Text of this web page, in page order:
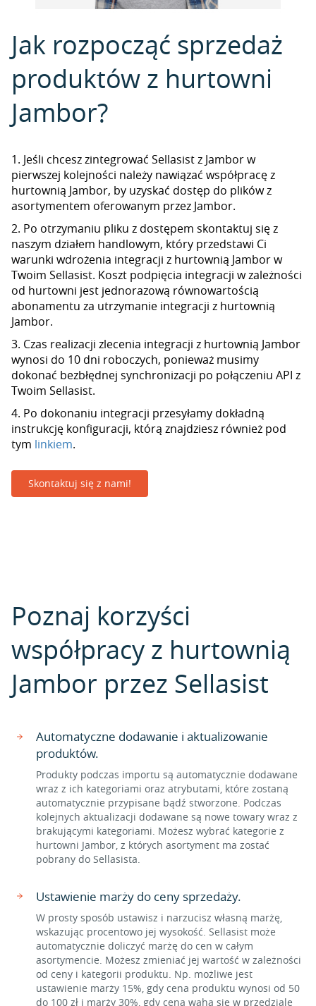
Jak rozpocząć sprzedaż
produktów z hurtowni
Jambor?
1. Jeśli chcesz zintegrować Sellasist z Jambor w
pierwszej kolejności należy nawiązać współpracę z
hurtownią Jambor, by uzyskać dostęp do plików z
asortymentem oferowanym przez Jambor.
2. Po otrzymaniu pliku z dostępem skontaktuj się z
naszym działem handlowym, który przedstawi Ci
warunki wdrożenia integracji z hurtownią Jambor w
Twoim Sellasist. Koszt podpięcia integracji w zależności
od hurtowni jest jednorazową równowartością
abonamentu za utrzymanie integracji z hurtownią
Jambor.
3. Czas realizacji zlecenia integracji z hurtownią Jambor
wynosi do 10 dni roboczych, ponieważ musimy
dokonać bezbłędnej synchronizacji po połączeniu API z
Twoim Sellasist.
4. Po dokonaniu integracji przesyłamy dokładną
instrukcję konfiguracji, którą znajdziesz również pod
tym linkiem.
Skontaktuj się z nami!
Poznaj korzyści
współpracy z hurtownią
Jambor przez Sellasist
Automatyczne dodawanie i aktualizowanie
produktów.
Produkty podczas importu są automatycznie dodawane
wraz z ich kategoriami oraz atrybutami, które zostaną
automatycznie przypisane bądź stworzone. Podczas
kolejnych aktualizacji dodawane są nowe towary wraz z
brakującymi kategoriami. Możesz wybrać kategorie z
hurtowni Jambor, z których asortyment ma zostać
pobrany do Sellasista.
Ustawienie marży do ceny sprzedaży.
W prosty sposób ustawisz i narzucisz własną marżę,
wskazując procentowo jej wysokość. Sellasist może
automatycznie doliczyć marżę do cen w całym
asortymencie. Możesz zmieniać jej wartość w zależności
od ceny i kategorii produktu. Np. możliwe jest
ustawienie marży 15%, gdy cena produktu wynosi od 50
do 100 zł i marży 30%, gdy cena waha się w przedziale